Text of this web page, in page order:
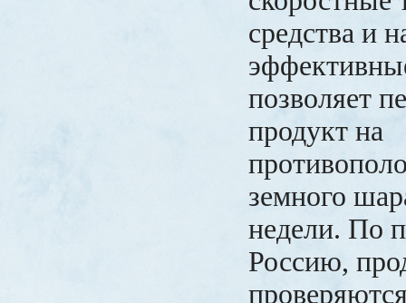
средства и
позволяет
продукт на
земного
недели. По
Россию,